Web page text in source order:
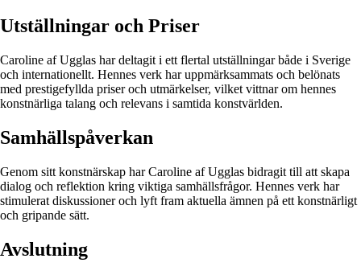
Utställningar och Priser
Caroline af Ugglas har deltagit i ett flertal utställningar både i Sverige
och internationellt. Hennes verk har uppmärksammats och belönats
med prestigefyllda priser och utmärkelser, vilket vittnar om hennes
konstnärliga talang och relevans i samtida konstvärlden.
Samhällspåverkan
Genom sitt konstnärskap har Caroline af Ugglas bidragit till att skapa
dialog och reflektion kring viktiga samhällsfrågor. Hennes verk har
stimulerat diskussioner och lyft fram aktuella ämnen på ett konstnärligt
och gripande sätt.
Avslutning